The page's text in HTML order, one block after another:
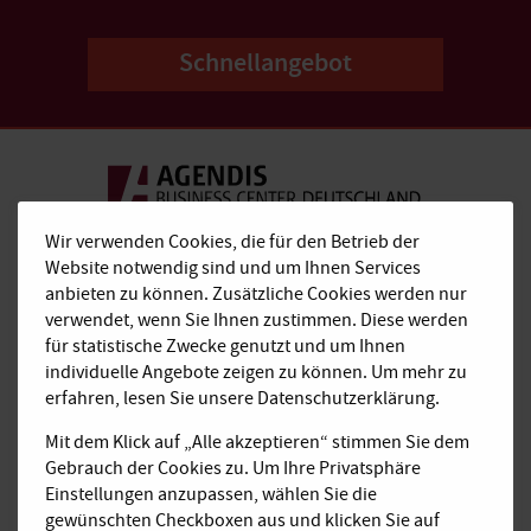
Schnellangebot
Kostenfrei anrufen:
0800 310 9031
E-Mail:
anfrage@agendis-bc.de
Impressum
PRODUKTE
Büroraum
Wir verwenden Cookies, die für den Betrieb der
Website notwendig sind und um Ihnen Services
anbieten zu können. Zusätzliche Cookies werden nur
verwendet, wenn Sie Ihnen zustimmen. Diese werden
für statistische Zwecke genutzt und um Ihnen
individuelle Angebote zeigen zu können. Um mehr zu
erfahren, lesen Sie unsere Datenschutzerklärung.
Mit dem Klick auf „Alle akzeptieren“ stimmen Sie dem
Gebrauch der Cookies zu. Um Ihre Privatsphäre
Einstellungen anzupassen, wählen Sie die
gewünschten Checkboxen aus und klicken Sie auf